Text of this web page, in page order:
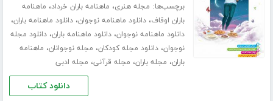
برچسب‌ها: مجله هنری، ماهنامه باران خرداد، ماهنامه
باران اوقاف،دانلود ماهنامه نوجوان،دانلود ماهنامه باران،
دانلود ماهنامه نوجوان،دانلود ماهنامه باران،دانلود مجله
نوجوان،دانلود مجله کودکان، مجله نوجوانان، ماهنامه
باران، مجله باران، مجله قرآنی، مجله ادبی
دانلود کتاب